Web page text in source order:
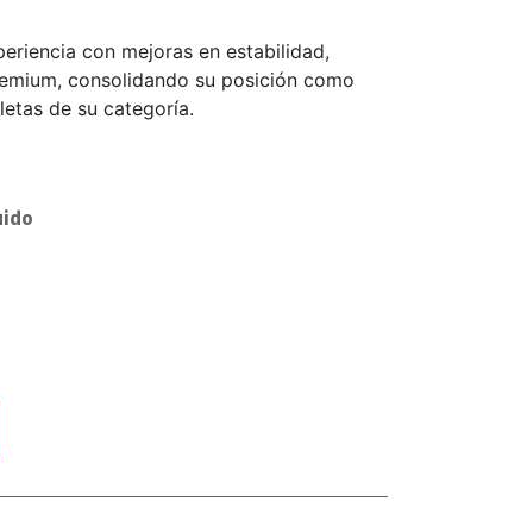
con mejoras en estabilidad,
consolidando su posición como
de su categoría.